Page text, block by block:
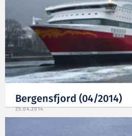
Bergensfjord (04/2014)
25.04.2014